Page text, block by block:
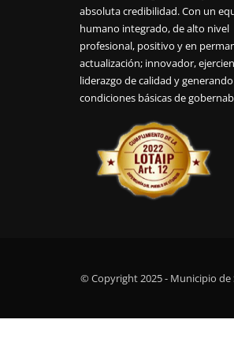
absoluta credibilidad. Con un
humano integrado, de alto nivel
profesional, positivo y en
actualización; innovador,
liderazgo de calidad y generando
condiciones básicas de
© Copyright 2025 - Municipio